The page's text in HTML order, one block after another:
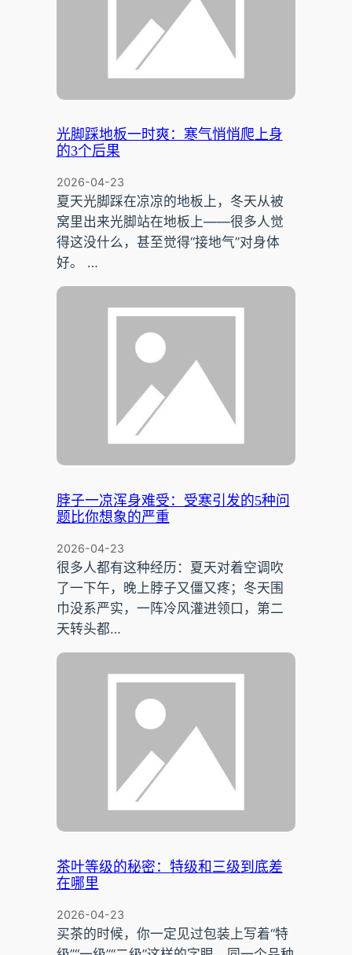
光脚踩地板一时爽：寒气悄悄爬上身
的3个后果
2026-04-23
夏天光脚踩在凉凉的地板上，冬天从被
窝里出来光脚站在地板上——很多人觉
得这没什么，甚至觉得“接地气”对身体
好。 …
脖子一凉浑身难受：受寒引发的5种问
题比你想象的严重
2026-04-23
很多人都有这种经历：夏天对着空调吹
了一下午，晚上脖子又僵又疼；冬天围
巾没系严实，一阵冷风灌进领口，第二
天转头都…
茶叶等级的秘密：特级和三级到底差
在哪里
2026-04-23
买茶的时候，你一定见过包装上写着“特